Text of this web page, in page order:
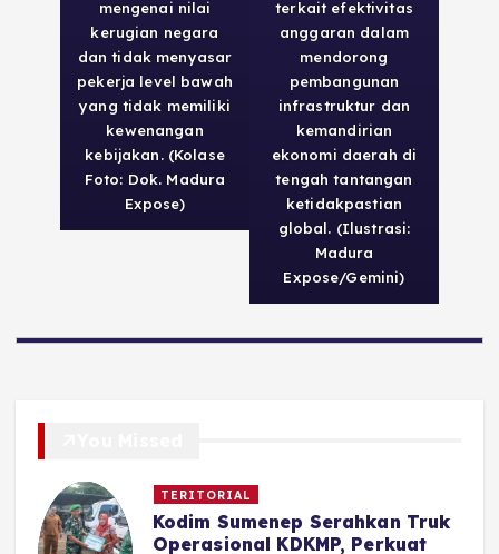
mengenai nilai
kerugian negara
dan tidak menyasar
pekerja level bawah
yang tidak memiliki
kewenangan
kebijakan. (Kolase
Foto: Dok. Madura
Expose)
terkait efektivitas
anggaran dalam
mendorong
pembangunan
infrastruktur dan
kemandirian
ekonomi daerah di
tengah tantangan
ketidakpastian
global. (Ilustrasi:
Madura
Expose/Gemini)
TERITORIAL
Kodim Sumenep Serahkan Truk
Operasional KDKMP, Perkuat